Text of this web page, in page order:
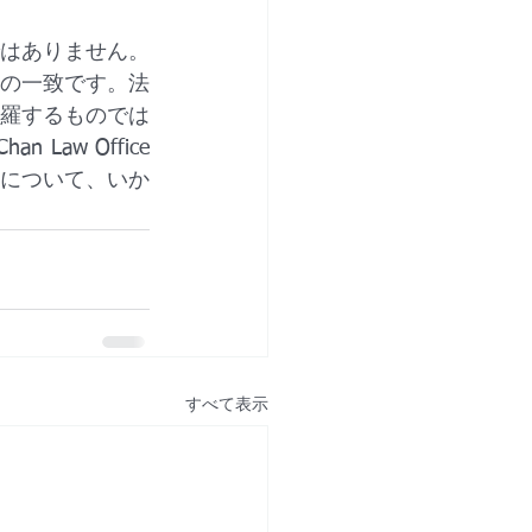
ありません。
一致です。法
するものでは
Law Office
ついて、いか
すべて表示